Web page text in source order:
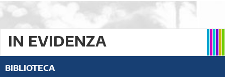
IN EVIDENZA
BIBLIOTECA